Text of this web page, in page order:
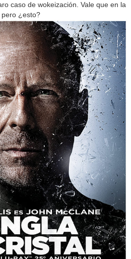
caso de wokeización. Vale que en la
¿esto?